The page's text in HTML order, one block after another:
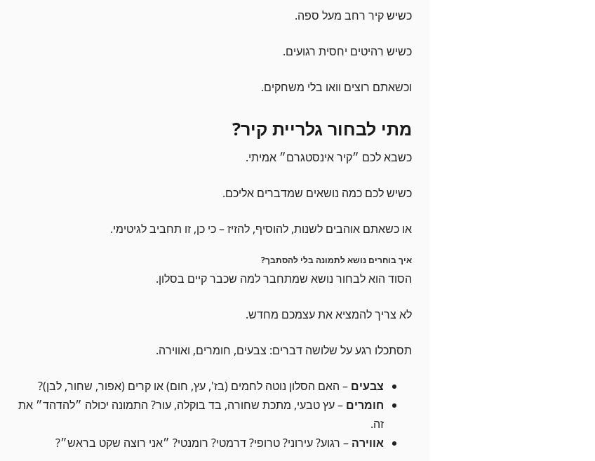
כשיש קיר רחב מעל ספה.
כשיש רהיטים יחסית רגועים.
וכשאתם רוצים וואו בלי משחקים.
מתי לבחור גלריית קיר?
כשבא לכם ״קיר אינסטגרם״ אמיתי.
כשיש לכם כמה נושאים שמדברים אליכם.
או כשאתם אוהבים לשנות, להוסיף, להזיז – כי כן, זו תחביב לגיטימי.
איך בוחרים נושא לתמונה בלי להסתבך?
הסוד הוא לבחור נושא שמתחבר למה שכבר קיים בסלון.
לא צריך להמציא את עצמכם מחדש.
תסתכלו רגע על שלושה דברים: צבעים, חומרים, ואווירה.
צבעים – האם הסלון נוטה לחמים (בז', עץ, חום) או קרים (אפור, שחור, לבן)?
חומרים – עץ טבעי, מתכת שחורה, בד בוקלה, עור? התמונה יכולה ״להדהד״ את
זה.
אווירה – רגוע? עירוני? טרופי? דרמטי? רומנטי? ״אני רוצה שקט בראש״?